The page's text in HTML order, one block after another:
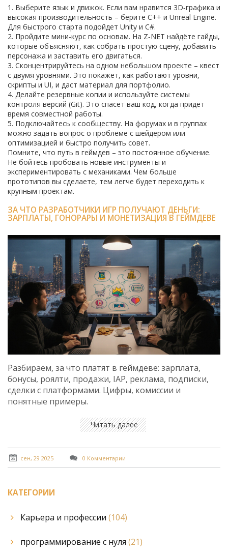
1. Выберите язык и движок. Если вам нравится 3D‑графика и
высокая производительность – берите C++ и Unreal Engine.
Для быстрого старта подойдет Unity и C#.
2. Пройдите мини‑курс по основам. На Z‑NET найдёте гайды,
которые объясняют, как собрать простую сцену, добавить
персонажа и заставить его двигаться.
3. Сконцентрируйтесь на одном небольшом проекте – квест
с двумя уровнями. Это покажет, как работают уровни,
скрипты и UI, и даст материал для портфолио.
4. Делайте резервные копии и используйте системы
контроля версий (Git). Это спасёт ваш код, когда придёт
время совместной работы.
5. Подключайтесь к сообществу. На форумах и в группах
можно задать вопрос о проблеме с шейдером или
оптимизацией и быстро получить совет.
Помните, что путь в геймдев – это постоянное обучение.
Не бойтесь пробовать новые инструменты и
экспериментировать с механиками. Чем больше
прототипов вы сделаете, тем легче будет переходить к
крупным проектам.
ЗА ЧТО РАЗРАБОТЧИКИ ИГР ПОЛУЧАЮТ ДЕНЬГИ:
ЗАРПЛАТЫ, ГОНОРАРЫ И МОНЕТИЗАЦИЯ В ГЕЙМДЕВЕ
Разбираем, за что платят в геймдеве: зарплата,
бонусы, роялти, продажи, IAP, реклама, подписки,
сделки с платформами. Цифры, комиссии и
понятные примеры.
Читать далее
сен, 29 2025 0 Комментарии
КАТЕГОРИИ
Карьера и профессии (104)
программирование с нуля (21)